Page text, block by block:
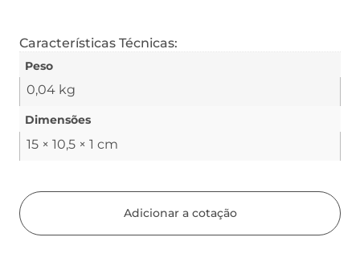
Características Técnicas:
Peso
0,04 kg
Dimensões
15 × 10,5 × 1 cm
Adicionar a cotação